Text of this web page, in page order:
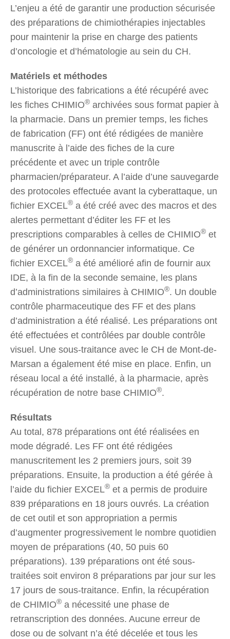
L’enjeu a été de garantir une production sécurisée
des préparations de chimiothérapies injectables
pour maintenir la prise en charge des patients
d’oncologie et d’hématologie au sein du CH.
Matériels et méthodes
L’historique des fabrications a été récupéré avec
les fiches CHIMIO® archivées sous format papier à
la pharmacie. Dans un premier temps, les fiches
de fabrication (FF) ont été rédigées de manière
manuscrite à l’aide des fiches de la cure
précédente et avec un triple contrôle
pharmacien/préparateur. A l’aide d’une sauvegarde
des protocoles effectuée avant la cyberattaque, un
fichier EXCEL® a été créé avec des macros et des
alertes permettant d’éditer les FF et les
prescriptions comparables à celles de CHIMIO® et
de générer un ordonnancier informatique. Ce
fichier EXCEL® a été amélioré afin de fournir aux
IDE, à la fin de la seconde semaine, les plans
d’administrations similaires à CHIMIO®. Un double
contrôle pharmaceutique des FF et des plans
d’administration a été réalisé. Les préparations ont
été effectuées et contrôlées par double contrôle
visuel. Une sous-traitance avec le CH de Mont-de-
Marsan a également été mise en place. Enfin, un
réseau local a été installé, à la pharmacie, après
récupération de notre base CHIMIO®.
Résultats
Au total, 878 préparations ont été réalisées en
mode dégradé. Les FF ont été rédigées
manuscritement les 2 premiers jours, soit 39
préparations. Ensuite, la production a été gérée à
l’aide du fichier EXCEL® et a permis de produire
839 préparations en 18 jours ouvrés. La création
de cet outil et son appropriation a permis
d’augmenter progressivement le nombre quotidien
moyen de préparations (40, 50 puis 60
préparations). 139 préparations ont été sous-
traitées soit environ 8 préparations par jour sur les
17 jours de sous-traitance. Enfin, la récupération
de CHIMIO® a nécessité une phase de
retranscription des données. Aucune erreur de
dose ou de solvant n’a été décelée et tous les